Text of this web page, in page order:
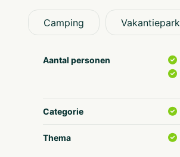
Camping Vakantiepark
Aantal personen
Categorie
Thema